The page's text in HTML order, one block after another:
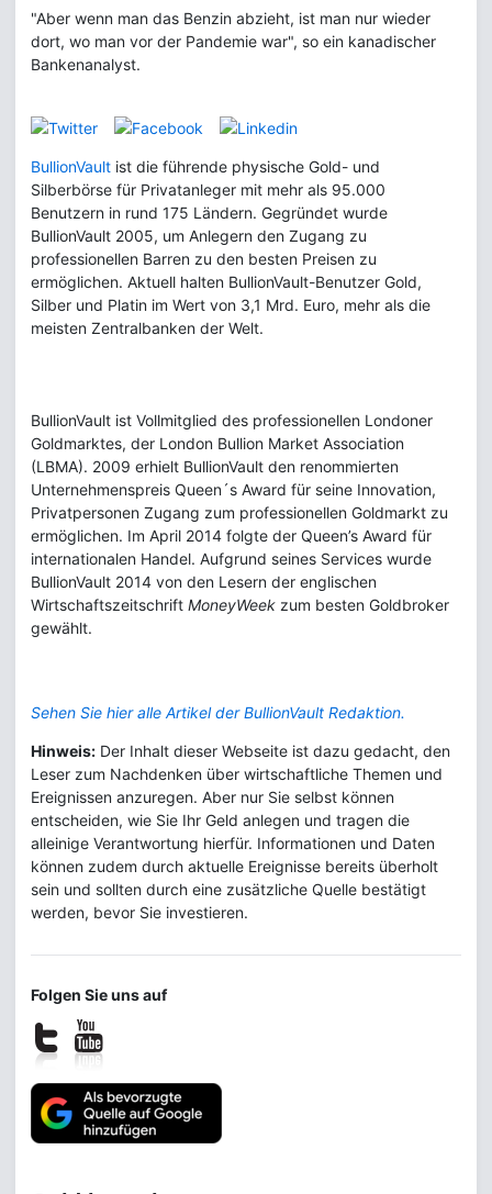
"Aber wenn man das Benzin abzieht, ist man nur wieder
dort, wo man vor der Pandemie war", so ein kanadischer
Bankenanalyst.
BullionVault ist die führende physische Gold- und
Silberbörse für Privatanleger mit mehr als 95.000
Benutzern in rund 175 Ländern. Gegründet wurde
BullionVault 2005, um Anlegern den Zugang zu
professionellen Barren zu den besten Preisen zu
ermöglichen. Aktuell halten BullionVault-Benutzer Gold,
Silber und Platin im Wert von 3,1 Mrd. Euro, mehr als die
meisten Zentralbanken der Welt.
BullionVault ist Vollmitglied des professionellen Londoner
Goldmarktes, der London Bullion Market Association
(LBMA). 2009 erhielt BullionVault den renommierten
Unternehmenspreis Queen´s Award für seine Innovation,
Privatpersonen Zugang zum professionellen Goldmarkt zu
ermöglichen. Im April 2014 folgte der Queen’s Award für
internationalen Handel. Aufgrund seines Services wurde
BullionVault 2014 von den Lesern der englischen
Wirtschaftszeitschrift MoneyWeek zum besten Goldbroker
gewählt.
Sehen Sie hier alle Artikel der BullionVault Redaktion.
Hinweis: Der Inhalt dieser Webseite ist dazu gedacht, den
Leser zum Nachdenken über wirtschaftliche Themen und
Ereignissen anzuregen. Aber nur Sie selbst können
entscheiden, wie Sie Ihr Geld anlegen und tragen die
alleinige Verantwortung hierfür. Informationen und Daten
können zudem durch aktuelle Ereignisse bereits überholt
sein und sollten durch eine zusätzliche Quelle bestätigt
werden, bevor Sie investieren.
Folgen Sie uns auf